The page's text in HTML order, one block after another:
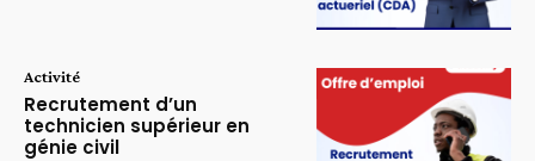
Activité
Recrutement d’un
technicien supérieur en
génie civil